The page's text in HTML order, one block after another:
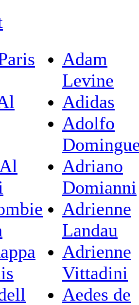
Adam
Levine
Adidas
Adolfo
Adriano
Domianni
Adrienne
Landau
Adrienne
Vittadini
Aedes de